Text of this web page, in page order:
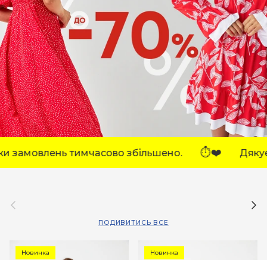
збільшено. ⏱️❤️ Дякуємо за розуміння!
Назад
ПОДИВИТИСЬ ВСЕ
Новинка Новинка